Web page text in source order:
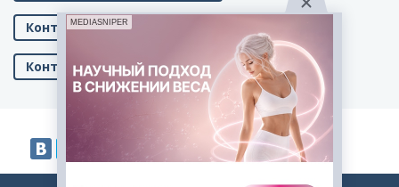
Контрольная работа Р.4 В.1
Контрольная работа Р.4 В.2
MEDIASNIPER